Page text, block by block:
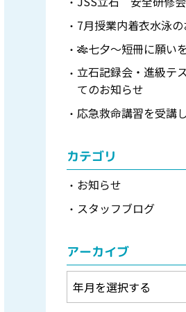
7月授業内着衣水泳
🎋七夕～短冊に願い
立石記録会・進級テ
てのお知らせ
応急救命講習を受講
カテゴリ
お知らせ
スタッフブログ
アーカイブ